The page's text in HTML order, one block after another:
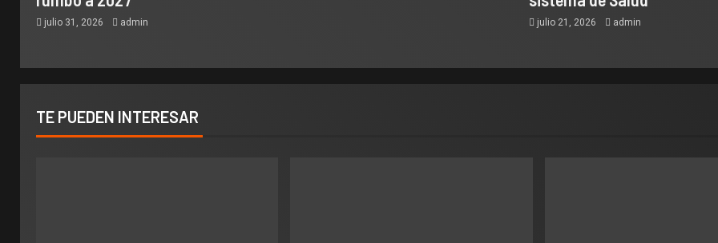
julio 31, 2026 admin julio 21, 2026 admin
TE PUEDEN INTERESAR